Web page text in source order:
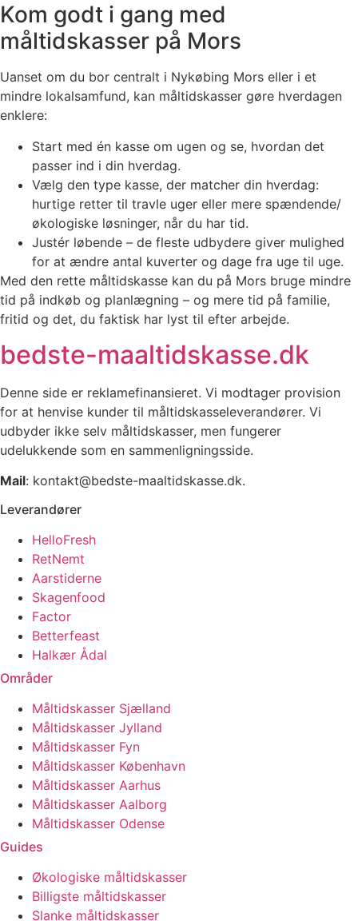
Kom godt i gang med
måltidskasser på Mors
Uanset om du bor centralt i Nykøbing Mors eller i et
mindre lokalsamfund, kan måltidskasser gøre hverdagen
enklere:
Start med én kasse om ugen og se, hvordan det
passer ind i din hverdag.
Vælg den type kasse, der matcher din hverdag:
hurtige retter til travle uger eller mere spændende/
økologiske løsninger, når du har tid.
Justér løbende – de fleste udbydere giver mulighed
for at ændre antal kuverter og dage fra uge til uge.
Med den rette måltidskasse kan du på Mors bruge mindre
tid på indkøb og planlægning – og mere tid på familie,
fritid og det, du faktisk har lyst til efter arbejde.
bedste-maaltidskasse.dk
Denne side er reklamefinansieret. Vi modtager provision
for at henvise kunder til måltidskasseleverandører. Vi
udbyder ikke selv måltidskasser, men fungerer
udelukkende som en sammenligningsside.
Mail: kontakt@bedste-maaltidskasse.dk.
Leverandører
HelloFresh
RetNemt
Aarstiderne
Skagenfood
Factor
Betterfeast
Halkær Ådal
Områder
Måltidskasser Sjælland
Måltidskasser Jylland
Måltidskasser Fyn
Måltidskasser København
Måltidskasser Aarhus
Måltidskasser Aalborg
Måltidskasser Odense
Guides
Økologiske måltidskasser
Billigste måltidskasser
Slanke måltidskasser